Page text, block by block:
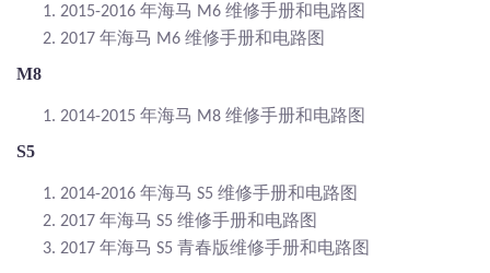
1. 2015-2016 年海马 M6 维修手册和电路图
2. 2017 年海马 M6 维修手册和电路图
M8
1. 2014-2015 年海马 M8 维修手册和电路图
S5
1. 2014-2016 年海马 S5 维修手册和电路图
2. 2017 年海马 S5 维修手册和电路图
3. 2017 年海马 S5 青春版维修手册和电路图